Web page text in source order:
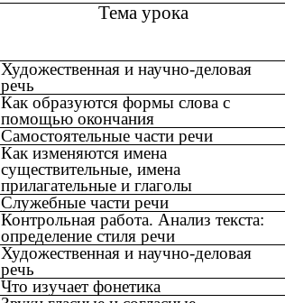
Тема урока
Художественная и научно-деловая
речь
Как образуются формы слова с
помощью окончания
Самостоятельные части речи
Как изменяются имена
существительные, имена
прилагательные и глаголы
Служебные части речи
Контрольная работа. Анализ текста:
определение стиля речи
Художественная и научно-деловая
речь
Что изучает фонетика